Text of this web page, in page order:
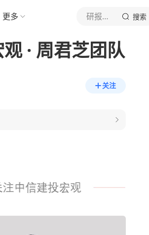
更多 研报精选 搜索
· 周君芝团队
关注